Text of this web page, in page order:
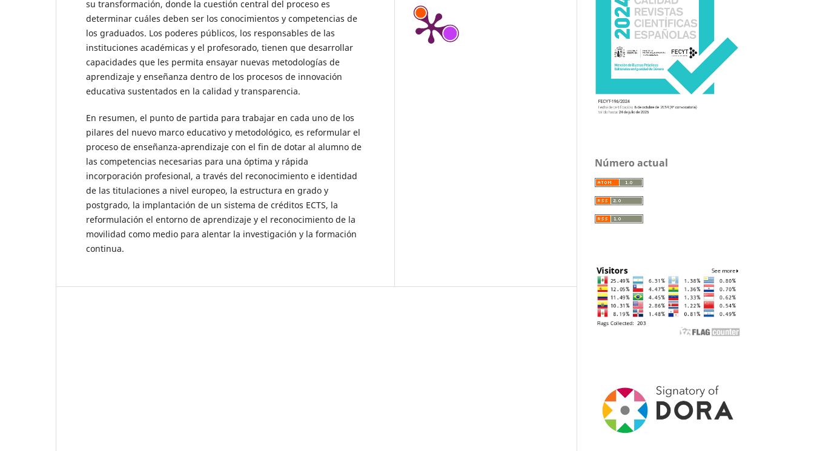
su transformación, donde la cuestión central del proceso es
determinar cuáles deben ser los conocimientos y competencias de
los graduados. Los poderes públicos, los responsables de las
instituciones académicas y el profesorado, tienen que desarrollar
capacidades que les permita ensayar nuevas metodologías de
aprendizaje y enseñanza dentro de los procesos de innovación
educativa sustentados en la calidad y transparencia.
En resumen, el punto de partida para trabajar en cada uno de los
pilares del nuevo marco educativo y metodológico, es reformular el
proceso de enseñanza-aprendizaje con el fin de dotar al alumno de
las competencias necesarias para una óptima y rápida
incorporación profesional, a través del reconocimiento e identidad
de las titulaciones a nivel europeo, la estructura en grado y
postgrado, la implantación de un sistema de créditos ECTS, la
reformulación el entorno de aprendizaje y el reconocimiento de la
movilidad como medio para alentar la investigación y la formación
continua.
Número actual